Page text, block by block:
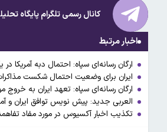
کانال رسمی تلگرام پایگاه
اخبار مرتبط
ارگان رسانه‌ای سپاه: احتمال دبه آمریکا
ایران برای وضعیت احتمال شکست
ارگان رسانه‌ای سپاه: تعهد ایران به خروج مواد هسته‌ای یا تعلیق
العربی جدید: پیش نویس توافق ایران و
تکذیب اخبار آکسیوس در مورد مفاد